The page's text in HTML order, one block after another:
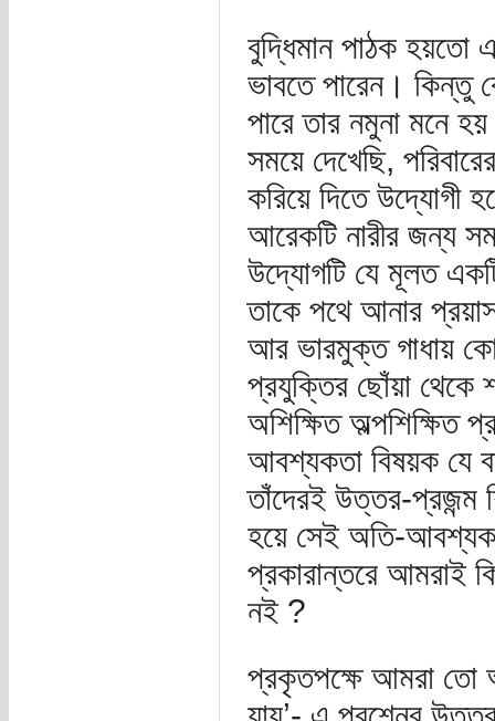
বুদ্ধিমান পাঠক হয়তো
ভাবতে পারেন। কিন্তু
পারে তার নমুনা মনে
সময়ে দেখেছি,
করিয়ে দিতে উদ্যোগী
আরেকটি নারীর জন্য
উদ্যোগটি যে মূলত
তাকে পথে আনার
আর ভারমুক্ত গাধায়
প্রযুক্তির ছোঁয়া
অশিক্ষিত অল্পশিক্ষিত
আবশ্যকতা বিষয়ক যে
তাঁদেরই উত্তর-প্রজন্ম
হয়ে সেই অতি-আবশ্যক
প্রকারান্তরে আমরাই
নই ?
প্রকৃতপক্ষে আমরা তো